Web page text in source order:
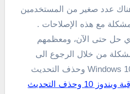
هناك عدد صغير من المستخدمين
مع هذه الإصلاحات .
أي حل حتى الآن، ومعظمهم
من خلال الرجوع الى
التحديث القديم Windows 10 1709 وحذف التحديث
التراجع عن ترقية ويندوز 10 وحذف التحديث